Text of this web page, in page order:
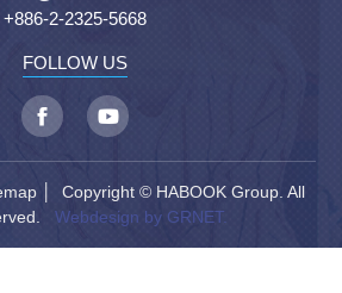
+886-2-2325-5668
FOLLOW US
│ Copyright © HABOOK Group. All
Webdesign by GRNET.